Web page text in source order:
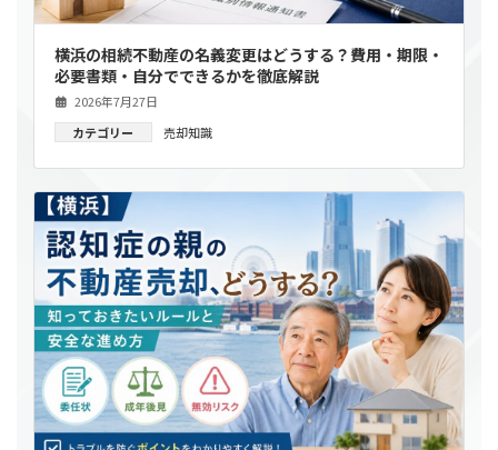
横浜の相続不動産の名義変更はどうする？費用・期限・
必要書類・自分でできるかを徹底解説
2026年7月27日
カテゴリー
売却知識